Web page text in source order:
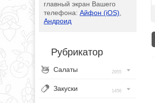
главный экран Вашего
телефона: Айфон (iOS)
Андроид
Рубрикатор
Салаты 2955
Закуски 1456